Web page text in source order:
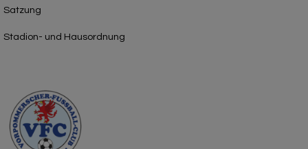
Satzung
Stadion- und Hausordnung